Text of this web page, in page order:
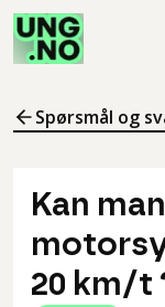
Spørsmål og
Kan
20 km/t